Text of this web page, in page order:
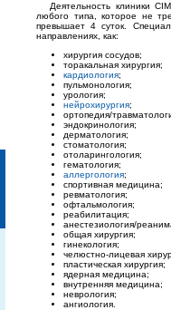
Деятельность клиники
любого типа, которое не
превышает 4 суток.
направлениях, как:
хирургия сосудов;
торакальная хирургия;
кардиология;
пульмонология;
урология;
нейрохирургия;
ортопедия/
эндокринология;
дерматология;
стоматология;
отоларингология;
гематология;
аллергология;
спортивная медицина;
ревматология;
офтальмология;
реабилитация;
анестезиология/
общая хирургия;
гинекология;
челюстно-лицевая
пластическая хирургия;
ядерная медицина;
внутренняя медицина;
неврология;
ангиология.